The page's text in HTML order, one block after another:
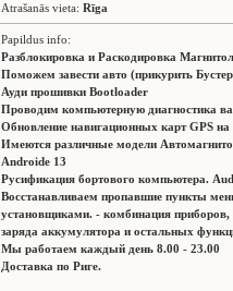
Atrašanās vieta: Rīga
Papildus info:
Разблокировка и Раскодировка
Поможем завести авто (прикурить
Ауди прошивки Bootloader
Проводим компьютерную диагностика
Обновление навигационных карт GPS на
Имеются различные модели
Аndroide 13
Русификация бортового компьютера.
Восстанавливаем пропавшие пункты
установщиками. - комбинация
заряда аккумулятора и остальных
Мы работаем каждый день 8.00 - 23.00
Доставка по Риге.